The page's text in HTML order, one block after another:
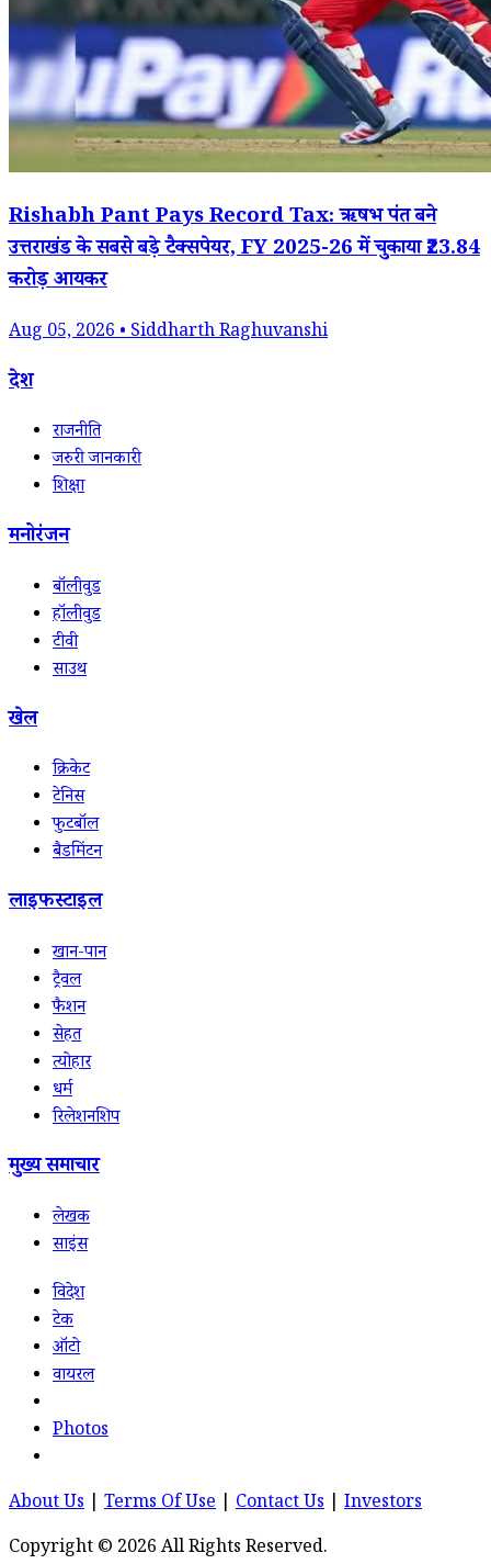
Rishabh Pant Pays Record Tax: ऋषभ पंत बने
उत्तराखंड के सबसे बड़े टैक्सपेयर, FY 2025-26 में चुकाया ₹23.84
करोड़ आयकर
Aug 05, 2026 • Siddharth Raghuvanshi
देश
राजनीति
जरुरी जानकारी
शिक्षा
मनोरंजन
बॉलीवुड
हॉलीवुड
टीवी
साउथ
खेल
क्रिकेट
टेनिस
फुटबॉल
बैडमिंटन
लाइफस्टाइल
खान-पान
ट्रैवल
फैशन
सेहत
त्योहार
धर्म
रिलेशनशिप
मुख्य समाचार
लेखक
साइंस
विदेश
टेक
ऑटो
वायरल
Photos
About Us Terms Of Use Contact Us
Investors
Copyright © 2026 All Rights Reserved.